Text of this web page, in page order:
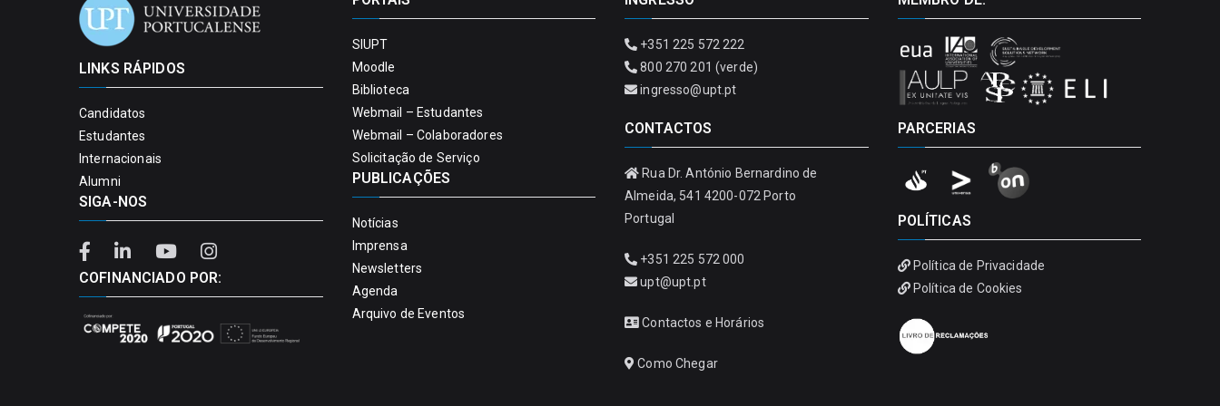
LINKS RÁPIDOS
Candidatos
Estudantes
Internacionais
Alumni
SIGA-NOS
COFINANCIADO POR:
SIUPT
Moodle
Biblioteca
Webmail – Estudantes
Webmail – Colaboradores
Solicitação de Serviço
PUBLICAÇÕES
Notícias
Imprensa
Newsletters
Agenda
Arquivo de Eventos
+351 225 572 222
800 270 201 (verde)
ingresso@upt.pt
CONTACTOS
Rua Dr. António Bernardino de
Almeida, 541 4200-072 Porto
Portugal
+351 225 572 000
upt@upt.pt
Contactos e Horários
Como Chegar
PARCERIAS
POLÍTICAS
Política de Privacidade
Política de Cookies